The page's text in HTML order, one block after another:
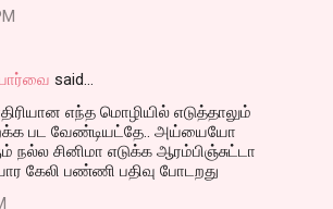
said…
எந்த மொழியில் எடுத்தாலும்
பட வேண்டியட்தே.. அய்யையோ
நல்ல சினிமா எடுக்க ஆரம்பிஞ்சுட்டா
கேலி பண்ணி பதிவு போடறது